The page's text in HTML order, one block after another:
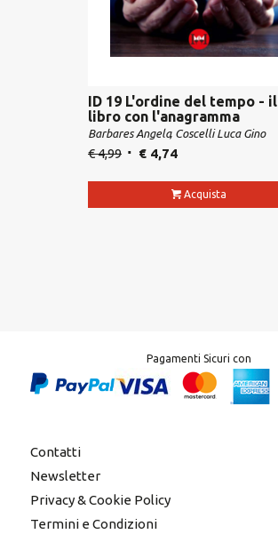
ID 19 L'ordine del tempo - il
libro con l'anagramma
Barbares Angela Coscelli Luca Gino
€4,99 €4,74
Acquista
Pagamenti Sicuri con
Contatti
Newsletter
Privacy & Cookie Policy
Termini e Condizioni